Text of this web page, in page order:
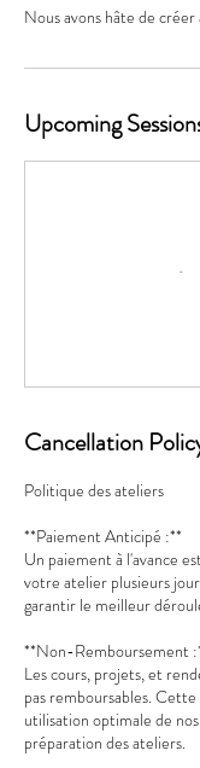
Nous avons hâte de créer
Upcoming
Cancellation
Politique des ateliers
**Paiement Anticipé :**
Un paiement à l'avance
votre atelier plusieurs
garantir le meilleur
**Non-Remboursement
Les cours, projets, et
pas remboursables.
utilisation optimale de
préparation des ateliers.